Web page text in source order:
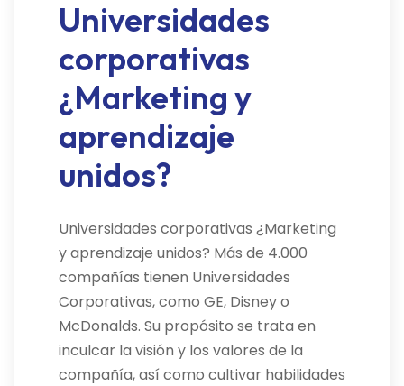
Universidades
corporativas
¿Marketing y
aprendizaje
unidos?
Universidades corporativas ¿Marketing
y aprendizaje unidos? Más de 4.000
compañías tienen Universidades
Corporativas, como GE, Disney o
McDonalds. Su propósito se trata en
inculcar la visión y los valores de la
compañía, así como cultivar habilidades